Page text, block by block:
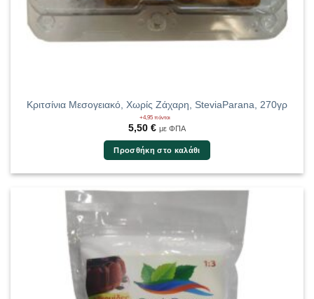
Κριτσίνια Μεσογειακό, Χωρίς Ζάχαρη, SteviaParana, 270γρ
+4,95 πόντοι
5,50 € με ΦΠΑ
Προσθήκη στο καλάθι